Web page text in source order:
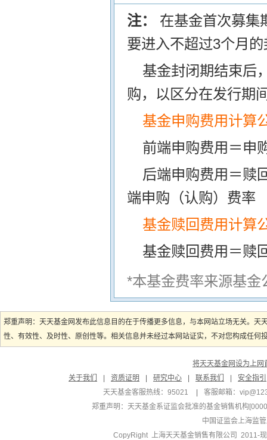
注： 在基金首次募集
要进入不超过3个月
基金封闭期结束后
购，以区分在发行期
基金申购费用计算
前端申购费用＝申
后端申购费用＝赎
端申购（认购）费率
基金赎回费用计算
基金赎回费用＝赎
*本基金费率来源基
郑重声明：天天基金网发布此信息目的在于传播更多信息，与本网站立场无关。
性、有效性、及时性、原创性等。相关信息并未经过本网站证实，不对您构成任
将天天基金网设为上网
关于我们
资质证明 研究中心 联系我们
安全指引
天天基金客服热线：95021
客服邮箱：
郑重声明： 天天基金系证监会批准的基金销售机构
中国证监会上海监
CopyRight 上海天天基金销售有限公司 2011-